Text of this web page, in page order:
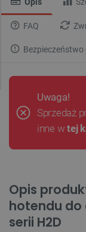
Opis
FAQ
Uwaga!
Sprzedaż
inne wtej
Opis
hotendu do
serii H2D